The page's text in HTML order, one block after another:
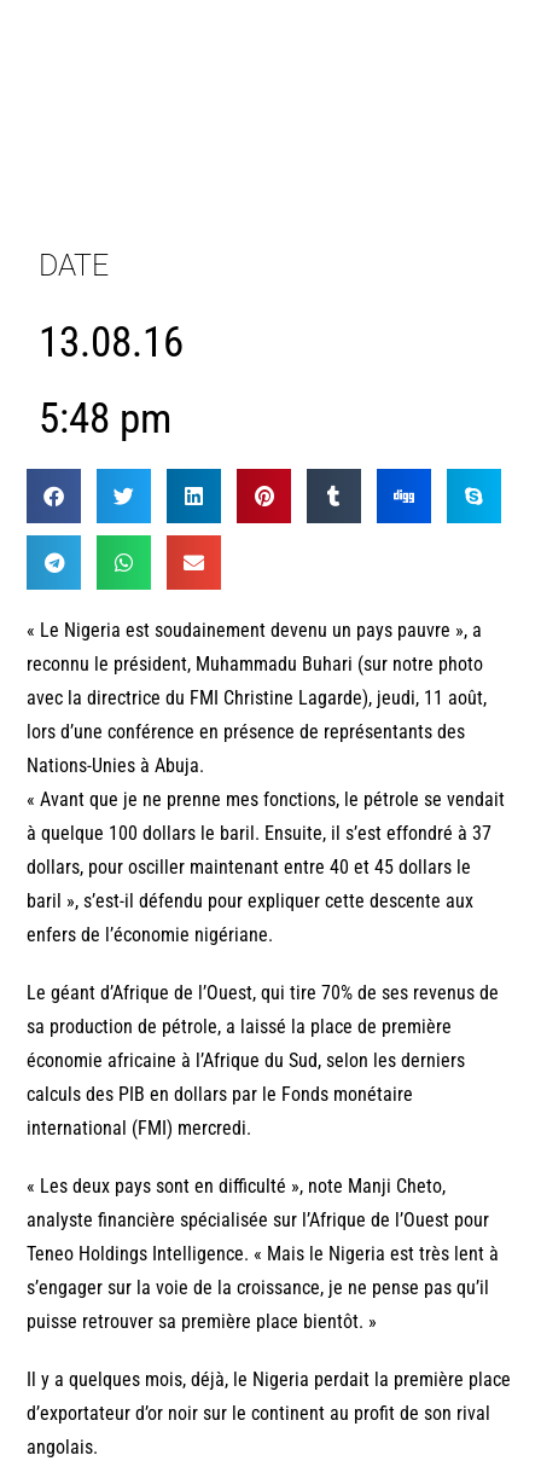
DATE
13.08.16
5:48 pm
« Le Nigeria est soudainement devenu un pays pauvre », a
reconnu le président, Muhammadu Buhari (sur notre photo
avec la directrice du FMI Christine Lagarde), jeudi, 11 août,
lors d’une conférence en présence de représentants des
Nations-Unies à Abuja.
« Avant que je ne prenne mes fonctions, le pétrole se vendait
à quelque 100 dollars le baril. Ensuite, il s’est effondré à 37
dollars, pour osciller maintenant entre 40 et 45 dollars le
baril », s’est-il défendu pour expliquer cette descente aux
enfers de l’économie nigériane.
Le géant d’Afrique de l’Ouest, qui tire 70% de ses revenus de
sa production de pétrole, a laissé la place de première
économie africaine à l’Afrique du Sud, selon les derniers
calculs des PIB en dollars par le Fonds monétaire
international (FMI) mercredi.
« Les deux pays sont en difficulté », note Manji Cheto,
analyste financière spécialisée sur l’Afrique de l’Ouest pour
Teneo Holdings Intelligence. « Mais le Nigeria est très lent à
s’engager sur la voie de la croissance, je ne pense pas qu’il
puisse retrouver sa première place bientôt. »
Il y a quelques mois, déjà, le Nigeria perdait la première place
d’exportateur d’or noir sur le continent au profit de son rival
angolais.